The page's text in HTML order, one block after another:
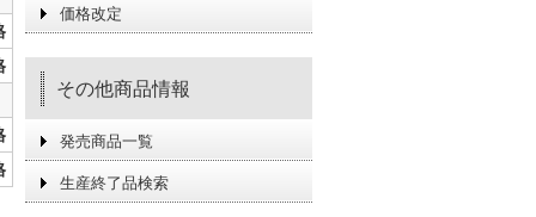
価格改定
その他商品情報
発売商品一覧
生産終了品検索